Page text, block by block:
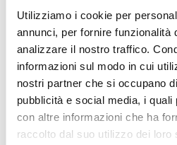
Utilizziamo i cookie per
annunci, per fornire funzionalità
analizzare il nostro traffico.
informazioni sul modo in cui
nostri partner che si occupano
pubblicità e social media, i quali
con altre informazioni che ha
raccolto dal suo utilizzo dei loro
POZNAJ
Nieskończona seria
wymogów rynku.
charakterystykach